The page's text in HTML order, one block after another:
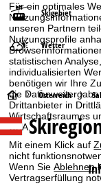
Für ein optimales
unseren Partnern
Nutzungsprofile
statistischen
individualisierten
benötigen wir Ihre
die
Drittanbieter in
Wirtschaftsraumes
USA.
Mit einem Klick auf
nicht
Wenn SieAblehnen
Vertragserfüllung
Skigebiet
Wetter
S
t
a
r
Österreich